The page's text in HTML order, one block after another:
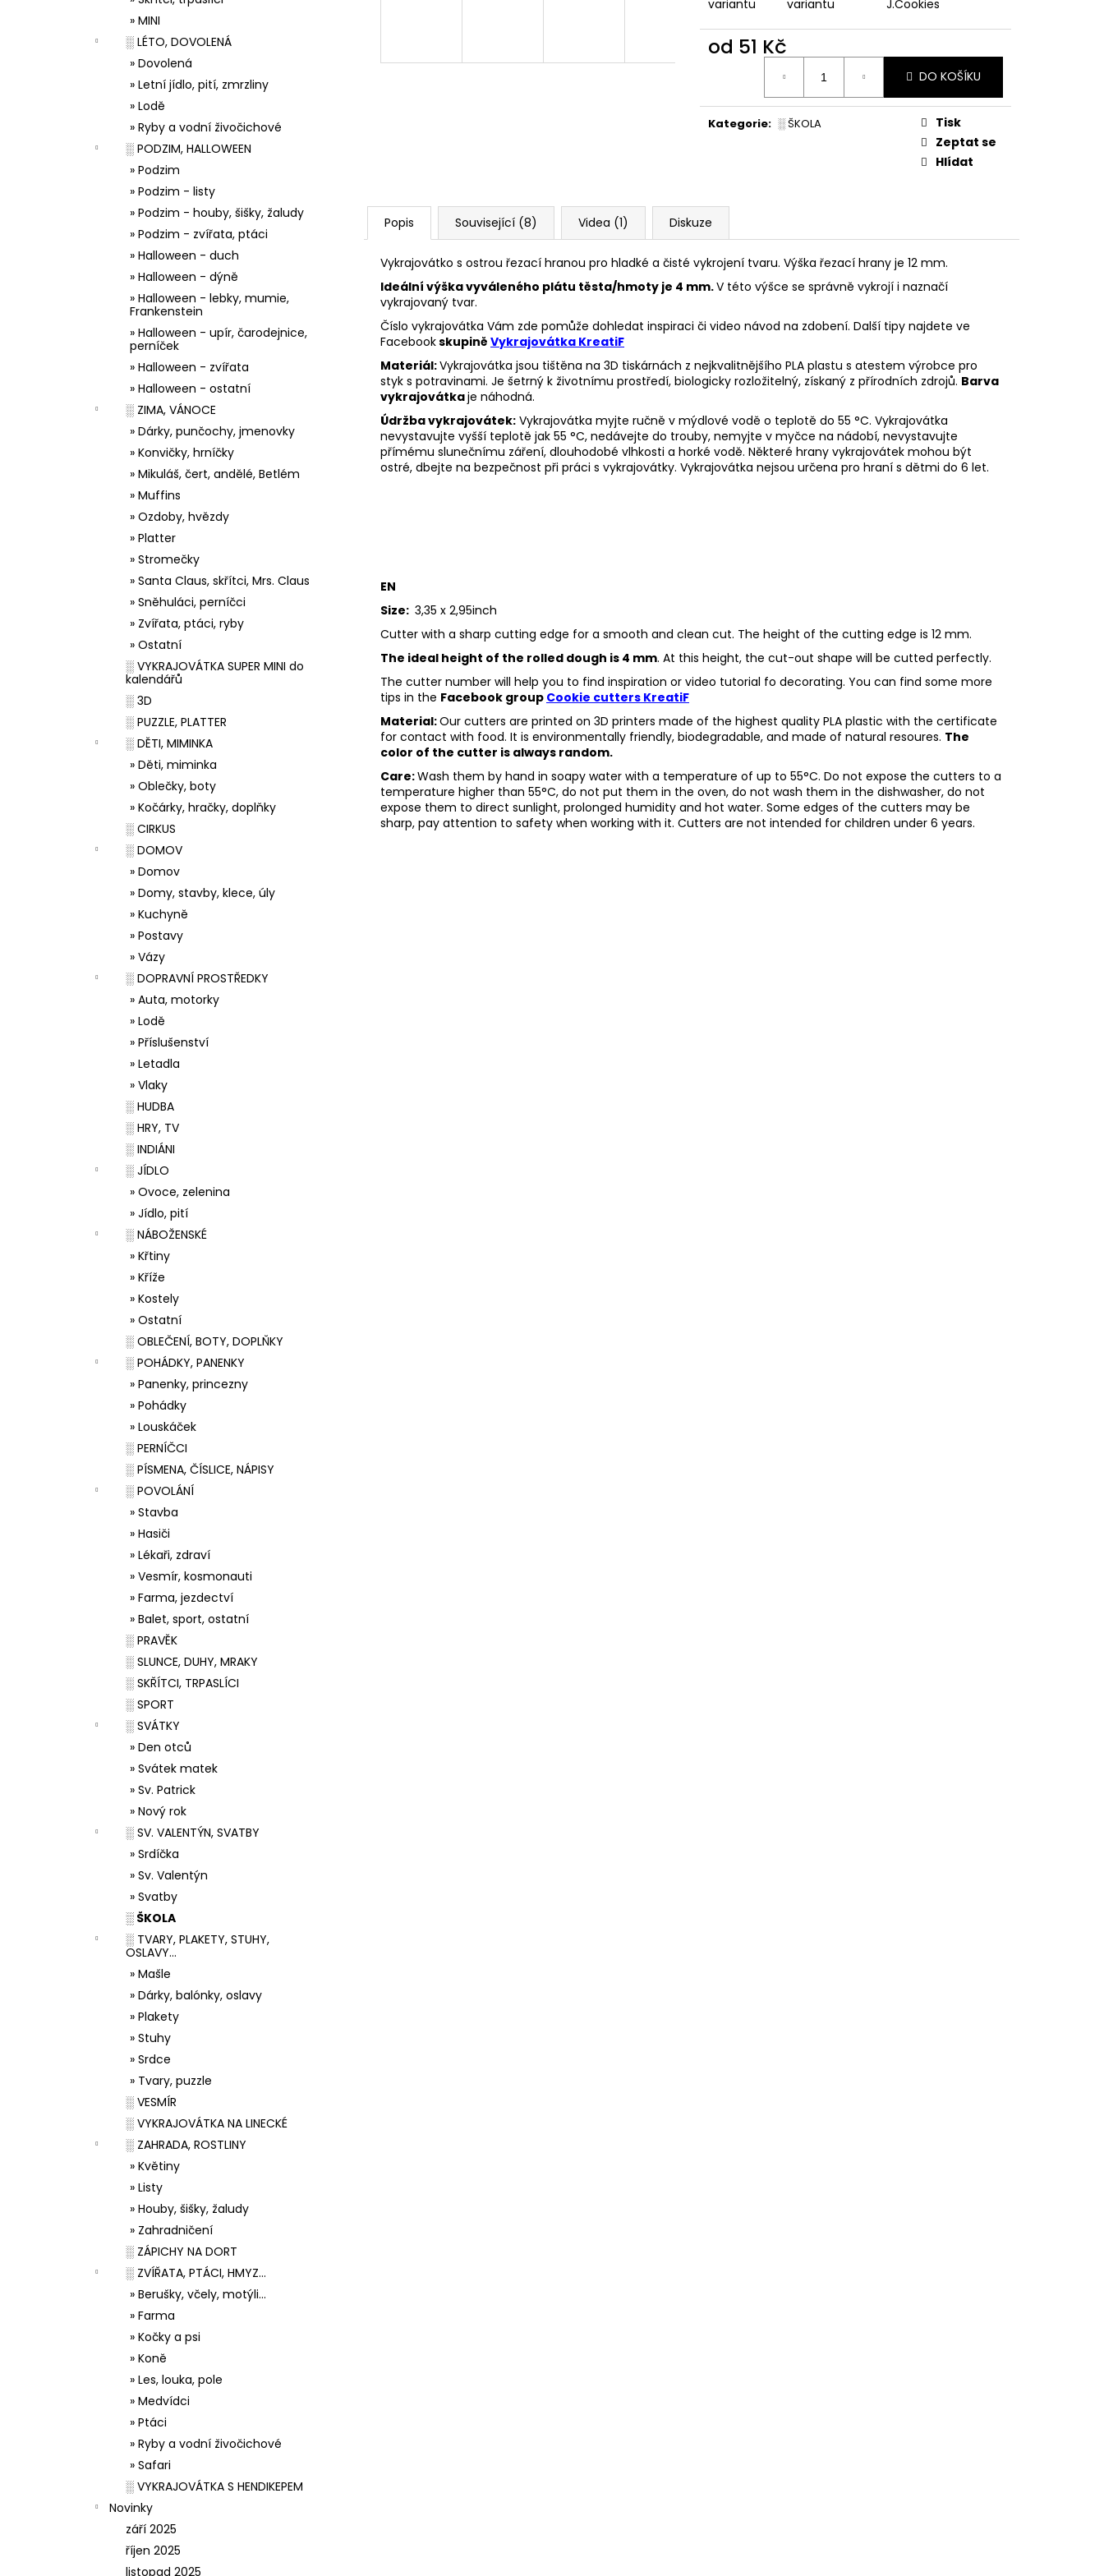
» MINI
░ LÉTO, DOVOLENÁ
» Dovolená
» Letní jídlo, pití, zmrzliny
» Lodě
» Ryby a vodní živočichové
░ PODZIM, HALLOWEEN
» Podzim
» Podzim - listy
» Podzim - houby, šišky, žaludy
» Podzim - zvířata, ptáci
» Halloween - duch
» Halloween - dýně
» Halloween - lebky, mumie,
Frankenstein
» Halloween - upír, čarodejnice,
perníček
» Halloween - zvířata
» Halloween - ostatní
░ ZIMA, VÁNOCE
» Dárky, punčochy, jmenovky
» Konvičky, hrníčky
» Mikuláš, čert, andělé, Betlém
» Muffins
» Ozdoby, hvězdy
» Platter
» Stromečky
» Santa Claus, skřítci, Mrs. Claus
» Sněhuláci, perníčci
» Zvířata, ptáci, ryby
» Ostatní
░ VYKRAJOVÁTKA SUPER MINI do
kalendářů
░ 3D
░ PUZZLE, PLATTER
░ DĚTI, MIMINKA
» Děti, miminka
» Oblečky, boty
» Kočárky, hračky, doplňky
░ CIRKUS
░ DOMOV
» Domov
» Domy, stavby, klece, úly
» Kuchyně
» Postavy
» Vázy
░ DOPRAVNÍ PROSTŘEDKY
» Auta, motorky
» Lodě
» Příslušenství
» Letadla
» Vlaky
░ HUDBA
░ HRY, TV
░ INDIÁNI
░ JÍDLO
» Ovoce, zelenina
» Jídlo, pití
░ NÁBOŽENSKÉ
» Křtiny
» Kříže
» Kostely
» Ostatní
░ OBLEČENÍ, BOTY, DOPLŇKY
░ POHÁDKY, PANENKY
» Panenky, princezny
» Pohádky
» Louskáček
░ PERNÍČCI
░ PÍSMENA, ČÍSLICE, NÁPISY
░ POVOLÁNÍ
» Stavba
» Hasiči
» Lékaři, zdraví
» Vesmír, kosmonauti
» Farma, jezdectví
» Balet, sport, ostatní
░ PRAVĚK
░ SLUNCE, DUHY, MRAKY
░ SKŘÍTCI, TRPASLÍCI
░ SPORT
░ SVÁTKY
» Den otců
» Svátek matek
» Sv. Patrick
» Nový rok
░ SV. VALENTÝN, SVATBY
» Srdíčka
» Sv. Valentýn
» Svatby
░ ŠKOLA
░ TVARY, PLAKETY, STUHY,
OSLAVY...
» Mašle
» Dárky, balónky, oslavy
» Plakety
» Stuhy
» Srdce
» Tvary, puzzle
░ VESMÍR
░ VYKRAJOVÁTKA NA LINECKÉ
░ ZAHRADA, ROSTLINY
» Květiny
» Listy
» Houby, šišky, žaludy
» Zahradničení
░ ZÁPICHY NA DORT
░ ZVÍŘATA, PTÁCI, HMYZ...
» Berušky, včely, motýli...
» Farma
» Kočky a psi
» Koně
» Les, louka, pole
» Medvídci
» Ptáci
» Ryby a vodní živočichové
» Safari
░ VYKRAJOVÁTKA S HENDIKEPEM
Novinky
září 2025
říjen 2025
listopad 2025
variantu
variantu
J.Cookies
od 51 Kč
DO KOŠÍKU
Kategorie: ░ ŠKOLA
Tisk
Zeptat se
Hlídat
Popis Související (8) Videa (1) Diskuze
Vykrajovátko s ostrou řezací hranou pro hladké a čisté vykrojení tvaru. Výška řezací hrany je 12 mm.
Ideální výška vyváleného plátu těsta/hmoty je 4 mm.V této výšce se správně vykrojí i naznačí
vykrajovaný tvar.
Číslo vykrajovátka Vám zde pomůže dohledat inspiraci či video návod na zdobení. Další tipy najdete ve
Facebookskupině Vykrajovátka KreatiF
Materiál:Vykrajovátka jsou tištěna na 3D tiskárnách z nejkvalitnějšího PLA plastu s atestem výrobce pro
styk s potravinami. Je šetrný k životnímu prostředí, biologicky rozložitelný, získaný z přírodních zdrojů. Barva
vykrajovátkaje náhodná.
Údržba vykrajovátek: Vykrajovátka myjte ručně v mýdlové vodě o teplotě do 55 °C. Vykrajovátka
nevystavujte vyšší teplotě jak 55 °C, nedávejte do trouby, nemyjte v myčce na nádobí, nevystavujte
přímému slunečnímu záření, dlouhodobé vlhkosti a horké vodě. Některé hrany vykrajovátek mohou být
ostré, dbejte na bezpečnost při práci s vykrajovátky. Vykrajovátka nejsou určena pro hraní s dětmi do 6 let.
EN
Size: 3,35 x 2,95inch
Cutter with a sharp cutting edge for a smooth and clean cut. The height of the cutting edge is 12 mm.
The ideal height of the rolled dough is 4 mm. At this height, the cut-out shape will be cutted perfectly.
The cutter number will help you to find inspiration or video tutorial fo decorating. You can find some more
tips in the Facebook group Cookie cutters KreatiF
Material:Our cutters are printed on 3D printers made of the highest quality PLA plastic with the certificate
for contact with food. It is environmentally friendly, biodegradable, and made of natural resoures. The
color of the cutter is always random.
Care:Wash them by hand in soapy water with a temperature of up to 55°C. Do not expose the cutters to a
temperature higher than 55°C, do not put them in the oven, do not wash them in the dishwasher, do not
expose them to direct sunlight, prolonged humidity and hot water. Some edges of the cutters may be
sharp, pay attention to safety when working with it. Cutters are not intended for children under 6 years.
33001 ZDOBÍCÍ SÁČEK
VYKRAJOVÁTKA PODZIMNÍ KOLEKCE